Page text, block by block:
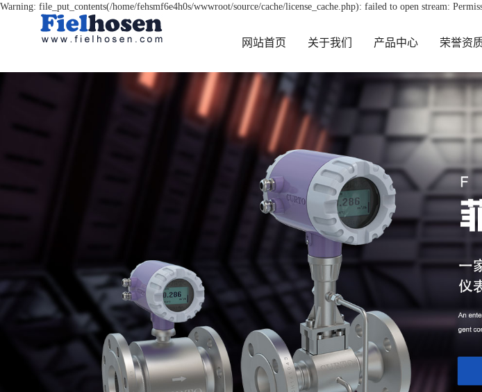
Warning: file_put_contents(/home/fehsmf6e4h0s/wwwroot/source/cache/license_cache.php): failed to open stream:
网站首页 关于我们 产品中心 荣誉资